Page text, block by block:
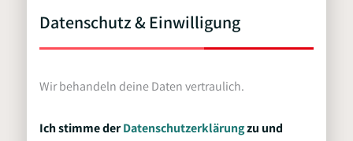
Datenschutz & Einwilligung
Wir behandeln deine Daten vertraulich.
Ich stimme derDatenschutzerklärungzu und